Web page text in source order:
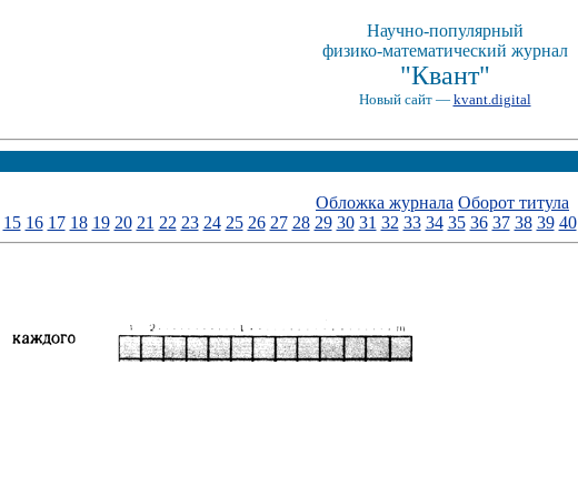
Научно-популярный
физико-математический журнал
"Квант"
Новый сайт — kvant.digital
Обложка журнала Оборот титула
15 16 17 18 19 20 21 22 23 24 25 26 27 28 29 30 31 32 33 34 35 36 37 38 39 40